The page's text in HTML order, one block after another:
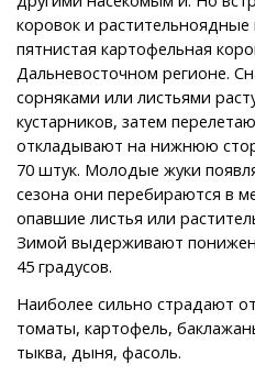
коровок и
пятнистая картофельная
Дальневосточном регионе.
сорняками или листьями
кустарников, затем
откладывают на нижнюю
70 штук. Молодые жуки
сезона они перебираются в
опавшие листья или
Зимой выдерживают
45 градусов.
Наиболее сильно страдают
томаты, картофель,
тыква, дыня, фасоль.